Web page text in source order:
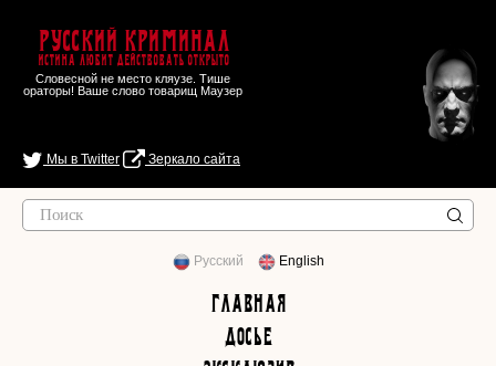
Русский Криминал
Истина любит действовать открыто
Словесной не место кляузе. Тише
ораторы! Ваше слово товарищ Маузер
Мы в Twitter Зеркало сайта
Русский English
Главная
Досье